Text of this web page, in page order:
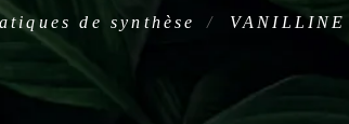
de synthèse VANILLINE